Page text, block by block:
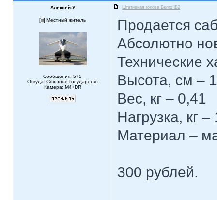
Алексей-У Штативная голова Benro iB2
[ ] Местный житель
Сообщения: 575
Откуда: Союзное Государство
Камера: M4+DR
Продается
Абсолютно
Технические
Высота, см –
Вес, кг – 0,41
Нагрузка, кг –
Материал –
300 рублей.